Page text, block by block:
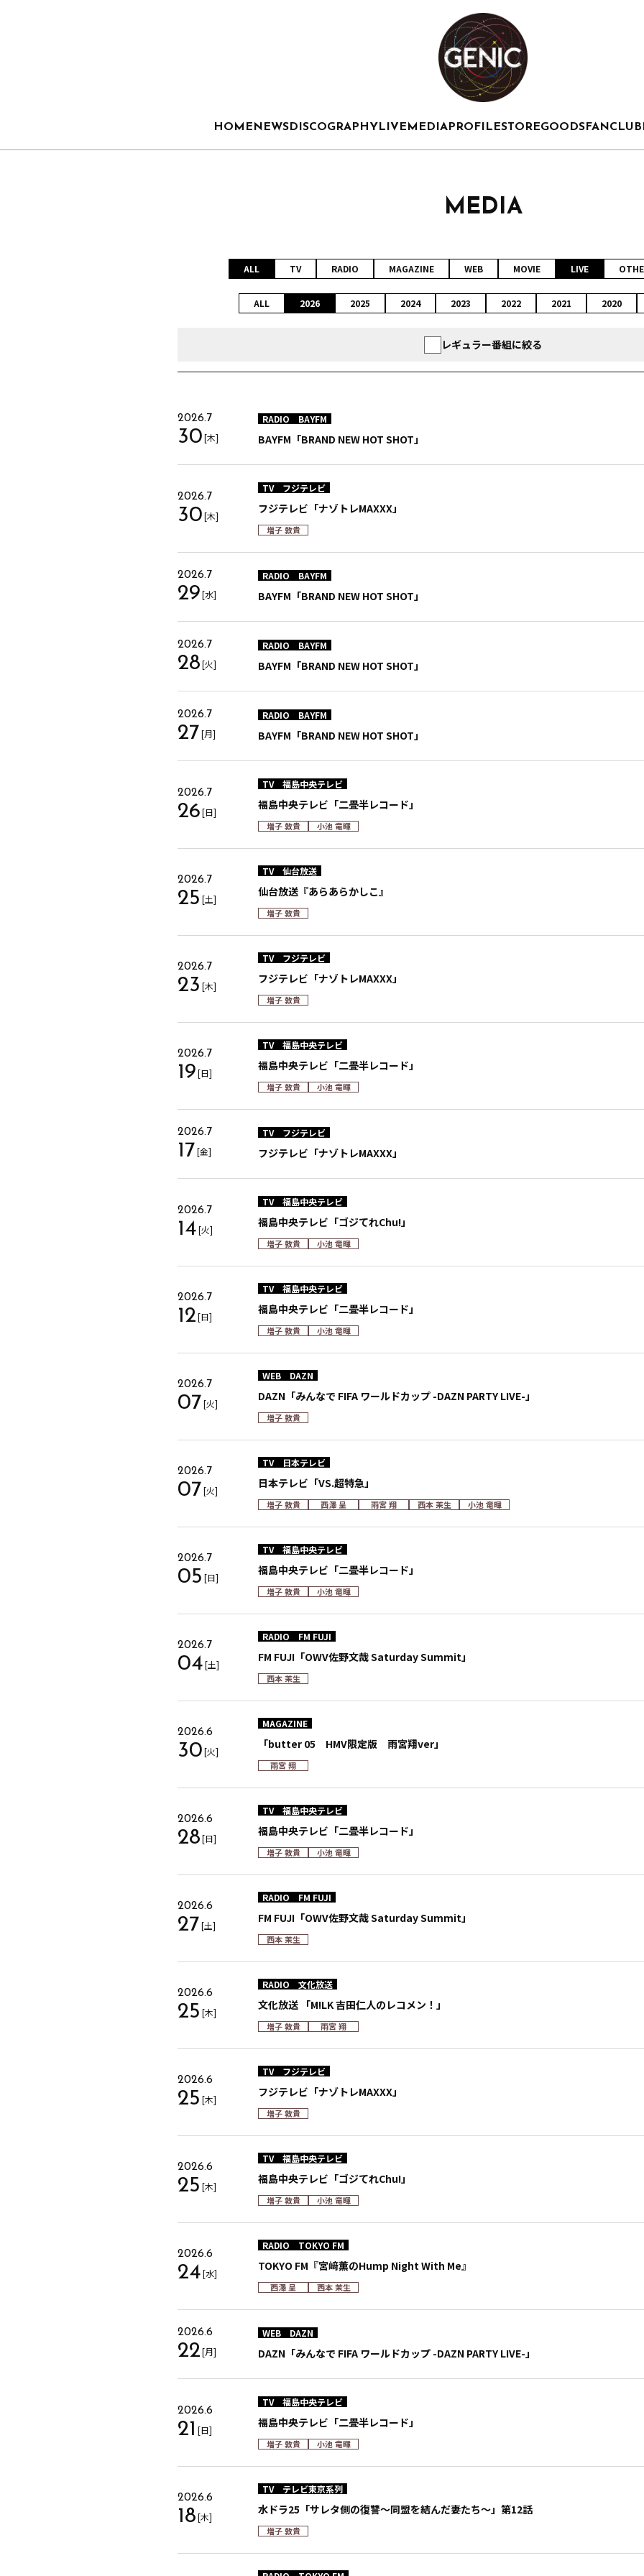
HOME NEWSDISCOGRAPHY LIVE MEDIAPROFILESTOREGOODSFANCLUB
MEDIA
ALL TV RADIO MAGAZINE WEB MOVIE LIVE
ALL 2026 2025 2024 2023 2022 2021 2020
レギュラー番組に絞る
2026.7
30[木]
RADIO BAYFM
BAYFM「BRAND NEW HOT SHOT」
2026.7
30[木]
TV フジテレビ
フジテレビ「ナゾトレMAXXX」
増子 敦貴
2026.7
29[水]
RADIO BAYFM
BAYFM「BRAND NEW HOT SHOT」
2026.7
28[火]
RADIO BAYFM
BAYFM「BRAND NEW HOT SHOT」
2026.7
27[月]
RADIO BAYFM
BAYFM「BRAND NEW HOT SHOT」
2026.7
26[日]
TV 福島中央テレビ
福島中央テレビ「二畳半レコード」
増子 敦貴 小池 竜暉
2026.7
25 [土]
TV 仙台放送
仙台放送『あらあらかしこ』
増子 敦貴
2026.7
23 [木]
TV フジテレビ
フジテレビ「ナゾトレMAXXX」
増子 敦貴
2026.7
19[日]
TV 福島中央テレビ
福島中央テレビ「二畳半レコード」
増子 敦貴 小池 竜暉
2026.7
17[金]
TV フジテレビ
フジテレビ「ナゾトレMAXXX」
2026.7
14[火]
TV 福島中央テレビ
福島中央テレビ「ゴジてれChu!」
増子 敦貴 小池 竜暉
2026.7
12[日]
TV 福島中央テレビ
福島中央テレビ「二畳半レコード」
増子 敦貴 小池 竜暉
2026.7
07[火]
WEB DAZN
DAZN「みんなで FIFA ワールドカップ -DAZN PARTY LIVE-」
増子 敦貴
2026.7
07[火]
TV 日本テレビ
日本テレビ「VS.超特急」
増子 敦貴 西澤 呈 雨宮 翔 西本 茉生 小池 竜暉
2026.7
05 [日]
TV 福島中央テレビ
福島中央テレビ「二畳半レコード」
増子 敦貴 小池 竜暉
2026.7
04[土]
RADIO FM FUJI
FM FUJI「OWV佐野文哉 Saturday Summit」
西本 茉生
2026.6
30[火]
MAGAZINE
「butter 05 HMV限定版 雨宮翔ver」
雨宮 翔
2026.6
28[日]
TV 福島中央テレビ
福島中央テレビ「二畳半レコード」
増子 敦貴 小池 竜暉
2026.6
27[土]
RADIO FM FUJI
FM FUJI「OWV佐野文哉 Saturday Summit」
西本 茉生
2026.6
25 [木]
RADIO 文化放送
文化放送 「M!LK 吉田仁人のレコメン！」
増子 敦貴 雨宮 翔
2026.6
25 [木]
TV フジテレビ
フジテレビ「ナゾトレMAXXX」
増子 敦貴
2026.6
25 [木]
TV 福島中央テレビ
福島中央テレビ「ゴジてれChu!」
増子 敦貴 小池 竜暉
2026.6
24[水]
RADIO TOKYO FM
TOKYO FM『宮﨑薫のHump Night With Me』
西澤 呈 西本 茉生
2026.6
22[月]
WEB DAZN
DAZN「みんなで FIFA ワールドカップ -DAZN PARTY LIVE-」
2026.6
21 [日]
TV 福島中央テレビ
福島中央テレビ「二畳半レコード」
増子 敦貴 小池 竜暉
2026.6
18[木]
TV テレビ東京系列
⽔ドラ25「サレタ側の復讐～同盟を結んだ妻たち～」第12話
増子 敦貴